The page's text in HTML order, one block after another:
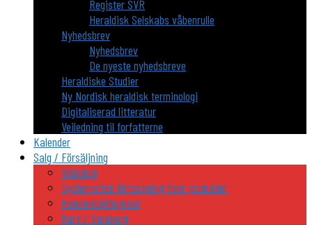
Register SVR
Heraldisk Selskabs våbenrulle
Nyhedsbrev
Nyhedsbrev
De nyeste nyhedsbreve
Heraldiske Studier
Ny Nordisk heraldisk terminologi
Digitaliserad litteratur
Veiledning til forfatterne
Kalender
Salg / Försäljning
Webshop
Systematisk förteckning över produkter
Handelsbetingelser
Kurv / Varukorg